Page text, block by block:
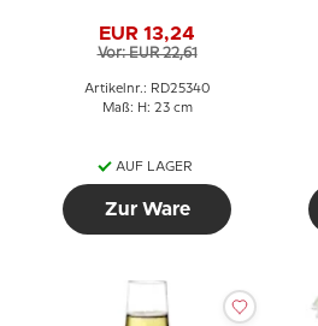
EUR 13,24
Vor: EUR 22,61
Artikelnr.: RD25340
Maß: H: 23 cm
AUF LAGER
Zur Ware